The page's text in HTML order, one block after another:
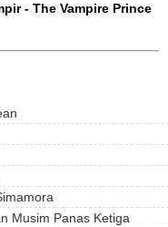
- The Vampire Prince
Musim Panas Ketiga